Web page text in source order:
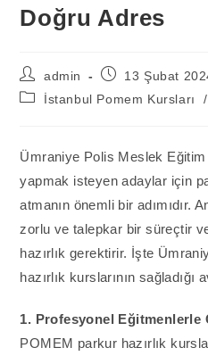
Doğru Adres
Post
author:
admin
Post13 Şubat
Postİstanbul Pomem Kursları /
Ümraniye Polis Meslek
yapmak isteyen adaylar için
atmanın önemli bir adımıdır.
zorlu ve talepkar bir süreçtir
hazırlık gerektirir. İşte
hazırlık kurslarının sağladığı
1. Profesyonel Eğitmenlerle
POMEM parkur hazırlık